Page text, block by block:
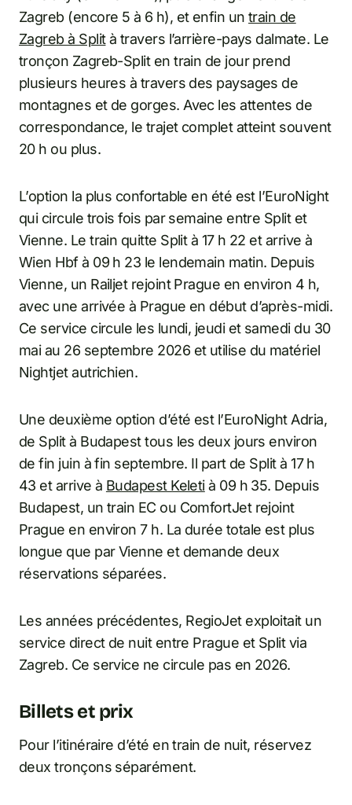
Zagreb (encore 5 à 6 h), et enfin untrain de
Zagreb à Splità travers l’arrière-pays dalmate. Le
tronçon Zagreb-Split en train de jour prend
plusieurs heures à travers des paysages de
montagnes et de gorges. Avec les attentes de
correspondance, le trajet complet atteint souvent
20 h ou plus.
L’option la plus confortable en été est l’EuroNight
qui circule trois fois par semaine entre Split et
Vienne. Le train quitte Split à 17 h 22 et arrive à
Wien Hbf à 09 h 23 le lendemain matin. Depuis
Vienne, un Railjet rejoint Prague en environ 4 h,
avec une arrivée à Prague en début d’après-midi.
Ce service circule les lundi, jeudi et samedi du 30
mai au 26 septembre 2026 et utilise du matériel
Nightjet autrichien.
Une deuxième option d’été est l’EuroNight Adria,
de Split à Budapest tous les deux jours environ
de fin juin à fin septembre. Il part de Split à 17 h
43 et arrive à Budapest Keletià 09 h 35. Depuis
Budapest, un train EC ou ComfortJet rejoint
Prague en environ 7 h. La durée totale est plus
longue que par Vienne et demande deux
réservations séparées.
Les années précédentes, RegioJet exploitait un
service direct de nuit entre Prague et Split via
Zagreb. Ce service ne circule pas en 2026.
Billets et prix
Pour l’itinéraire d’été en train de nuit, réservez
deux tronçons séparément.